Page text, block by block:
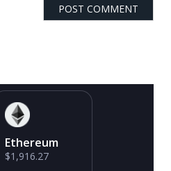
Ethereum
$1,916.27